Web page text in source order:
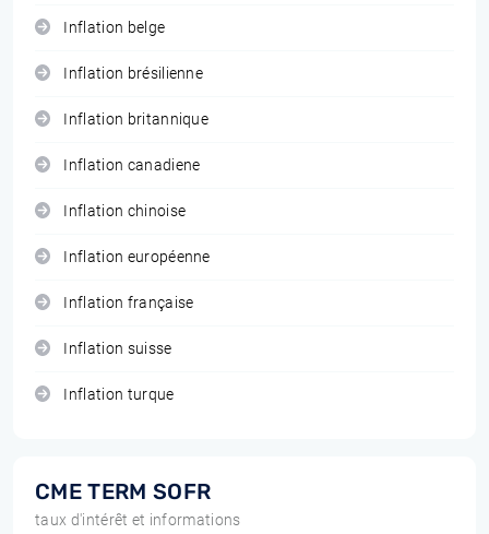
Inflation belge
Inflation brésilienne
Inflation britannique
Inflation canadiene
Inflation chinoise
Inflation européenne
Inflation française
Inflation suisse
Inflation turque
CME TERM SOFR
taux d'intérêt et informations